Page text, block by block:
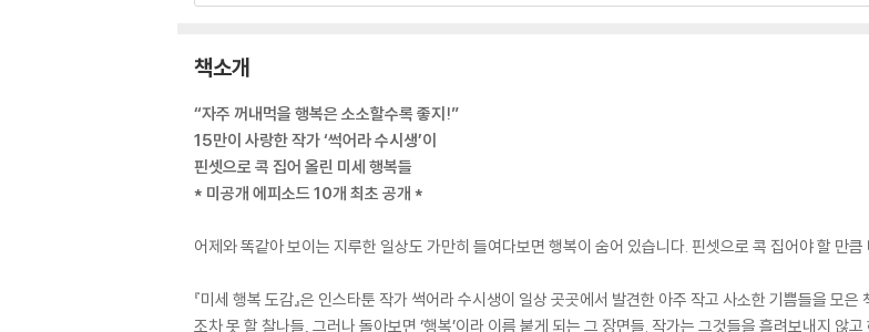
책소개
“자주 꺼내먹을 행복은 소소할수록 좋지!”
15만이 사랑한 작가 ‘썩어라 수시생’이
핀셋으로 콕 집어 올린 미세 행복들
* 미공개 에피소드 10개 최초 공개 *
어제와 똑같아 보이는 지루한 일상도 가만히 들여다보면 행복이 숨어 있습니다. 핀셋으로 콕 집어야 할 만
『미세 행복 도감』은 인스타툰 작가 썩어라 수시생이 일상 곳곳에서 발견한 아주 작고 사소한 기쁨들을 모
조차 못 할 찰나들, 그러나 돌아보면 ‘행복’이라 이름 붙게 되는 그 장면들. 작가는 그것들을 흘려보내지 않